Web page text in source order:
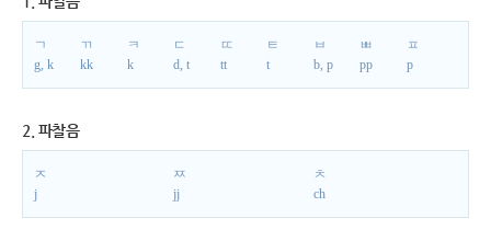
ㄱ
g, k
ㄲ
kk
ㅋ
k
ㄷ
d, t
ㄸ
tt
ㅌ
t
ㅂ
b, p
ㅃ
pp
ㅍ
p
2. 파찰음
ㅈ
j
ㅉ
jj
ㅊ
ch